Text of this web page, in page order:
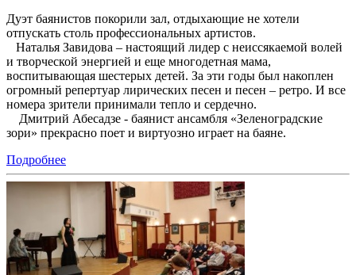
Дуэт баянистов покорили зал, отдыхающие не хотели
отпускать столь профессиональных артистов.
Наталья Завидова – настоящий лидер с неиссякаемой волей
и творческой энергией и еще многодетная мама,
воспитывающая шестерых детей. За эти годы был накоплен
огромный репертуар лирических песен и песен – ретро. И все
номера зрители принимали тепло и сердечно.
Дмитрий Абесадзе - баянист ансамбля «Зеленоградские
зори» прекрасно поет и виртуозно играет на баяне.
Подробнее